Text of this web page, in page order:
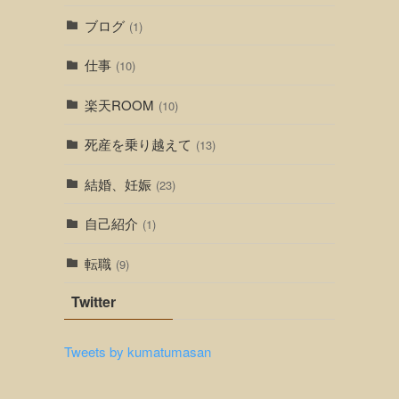
ブログ (1)
仕事 (10)
楽天ROOM (10)
死産を乗り越えて (13)
結婚、妊娠 (23)
自己紹介 (1)
転職 (9)
Twitter
Tweets by kumatumasan